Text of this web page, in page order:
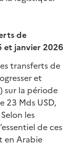
de
et janvier 2026
transferts de
et
sur la période
23 Mds USD,
les
de ces
en Arabie